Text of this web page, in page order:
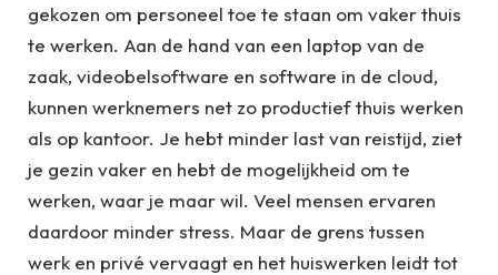
gekozen om personeel toe te staan om vaker thuis
te werken. Aan de hand van een laptop van de
zaak, videobelsoftware en software in de cloud,
kunnen werknemers net zo productief thuis werken
als op kantoor. Je hebt minder last van reistijd, ziet
je gezin vaker en hebt de mogelijkheid om te
werken, waar je maar wil. Veel mensen ervaren
daardoor minder stress. Maar de grens tussen
werk en privé vervaagt en het huiswerken leidt tot